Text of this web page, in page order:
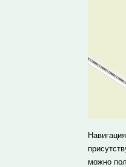
можно